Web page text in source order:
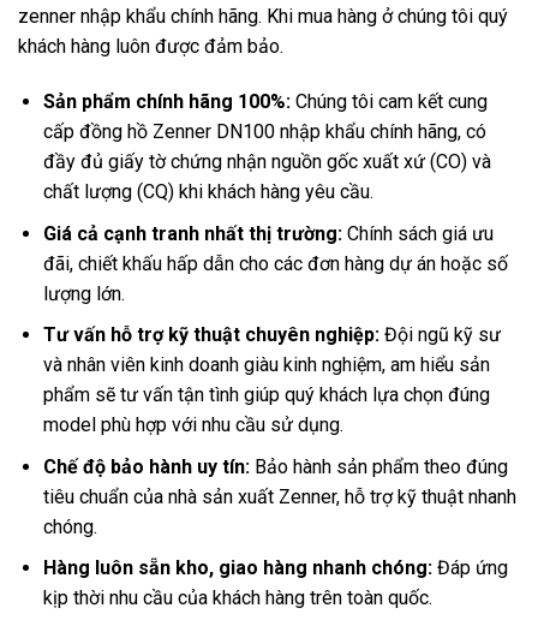
zenner nhập khẩu chính hãng. Khi mua hàng ở chúng tôi quý
khách hàng luôn được đảm bảo.
Sản phẩm chính hãng 100%:Chúng tôi cam kết cung
cấp đồng hồ Zenner DN100 nhập khẩu chính hãng, có
đầy đủ giấy tờ chứng nhận nguồn gốc xuất xứ (CO) và
chất lượng (CQ) khi khách hàng yêu cầu.
Giá cả cạnh tranh nhất thị trường:Chính sách giá ưu
đãi, chiết khấu hấp dẫn cho các đơn hàng dự án hoặc số
lượng lớn.
Tư vấn hỗ trợ kỹ thuật chuyên nghiệp:Đội ngũ kỹ sư
và nhân viên kinh doanh giàu kinh nghiệm, am hiểu sản
phẩm sẽ tư vấn tận tình giúp quý khách lựa chọn đúng
model phù hợp với nhu cầu sử dụng.
Chế độ bảo hành uy tín:Bảo hành sản phẩm theo đúng
tiêu chuẩn của nhà sản xuất Zenner, hỗ trợ kỹ thuật nhanh
chóng.
Hàng luôn sẵn kho, giao hàng nhanh chóng:Đáp ứng
kịp thời nhu cầu của khách hàng trên toàn quốc.